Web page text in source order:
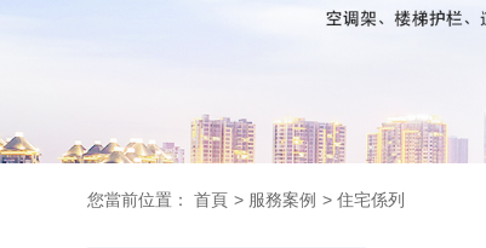
您當前位置： 首頁 > 服務案例 > 住宅係列